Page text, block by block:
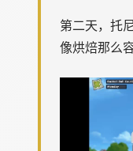
第二天，托
像烘焙那么容